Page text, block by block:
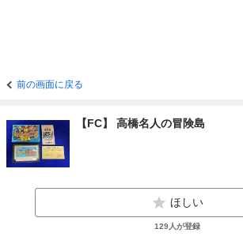
前の画面に戻る
【FC】 高橋名人の冒険島
ほしい
129人が登録